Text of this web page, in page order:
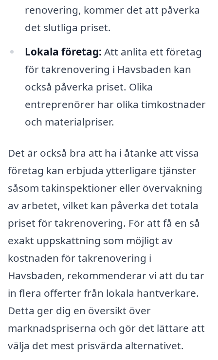
renovering, kommer det att påverka
det slutliga priset.
Lokala företag: Att anlita ett företag
för takrenovering i Havsbaden kan
också påverka priset. Olika
entreprenörer har olika timkostnader
och materialpriser.
Det är också bra att ha i åtanke att vissa
företag kan erbjuda ytterligare tjänster
såsom takinspektioner eller övervakning
av arbetet, vilket kan påverka det totala
priset för takrenovering. För att få en så
exakt uppskattning som möjligt av
kostnaden för takrenovering i
Havsbaden, rekommenderar vi att du tar
in flera offerter från lokala hantverkare.
Detta ger dig en översikt över
marknadspriserna och gör det lättare att
välja det mest prisvärda alternativet.